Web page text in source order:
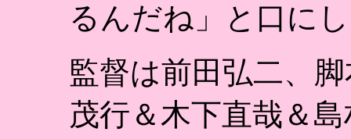
るんだね」と口に
監督は前田弘二、
茂行＆木下直哉＆